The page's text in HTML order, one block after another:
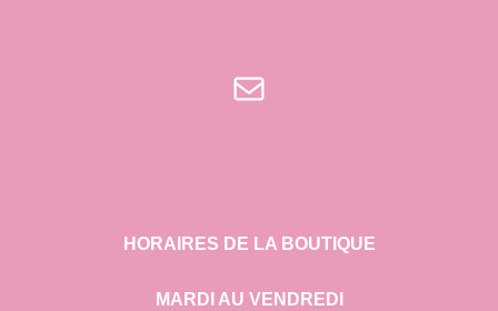
E-mail
HORAIRES DE LA BOUTIQUE
MARDI AU VENDREDI